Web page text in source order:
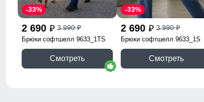
2 690 p 3 990p
-33%
Брюки софтшелл 9633_1TS
Смотреть
2 690 p 3 990p
-33%
Брюки софтшелл 9633_1S
Смотреть